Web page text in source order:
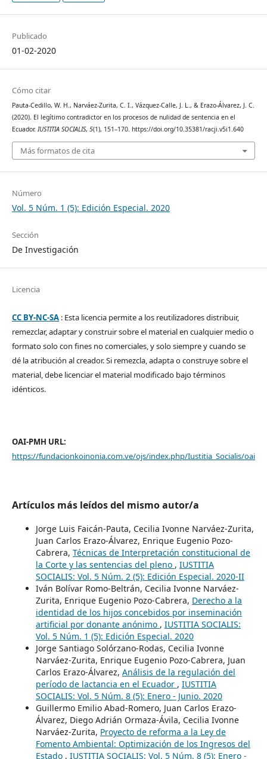
Publicado
01-02-2020
Cómo citar
Pauta-Cedillo, W. H., Narváez-Zurita, C. I., Vázquez-Calle, J. L., & Erazo-Álvarez, J. C.
(2020). El legítimo contradictor en los procesos de nulidad de sentencia en el
Ecuador. IUSTITIA SOCIALIS, 5(1), 151–170. https://doi.org/10.35381/racji.v5i1.640
Más formatos de cita
Número
Vol. 5 Núm. 1 (5): Edición Especial. 2020
Sección
De Investigación
Licencia
CC BY-NC-SA: Esta licencia permite a los reutilizadores distribuir,
remezclar, adaptar y construir sobre el material en cualquier medio o
formato solo con fines no comerciales, y solo siempre y cuando se
dé la atribución al creador. Si remezcla, adapta o construye sobre el
material, debe licenciar el material modificado bajo términos
idénticos.
OAI-PMH URL:
https://fundacionkoinonia.com.ve/ojs/index.php/Iustitia_Socialis/oai
Artículos más leídos del mismo autor/a
Jorge Luis Faicán-Pauta, Cecilia Ivonne Narváez-Zurita,
Juan Carlos Erazo-Álvarez, Enrique Eugenio Pozo-
Cabrera, Técnicas de Interpretación constitucional de
la Corte y las sentencias del pleno , IUSTITIA
SOCIALIS: Vol. 5 Núm. 2 (5): Edición Especial. 2020-II
Iván Bolívar Romo-Beltrán, Cecilia Ivonne Narváez-
Zurita, Enrique Eugenio Pozo-Cabrera, Derecho a la
identidad de los hijos concebidos por inseminación
artificial por donante anónimo , IUSTITIA SOCIALIS:
Vol. 5 Núm. 1 (5): Edición Especial. 2020
Jorge Santiago Solórzano-Rodas, Cecilia Ivonne
Narváez-Zurita, Enrique Eugenio Pozo-Cabrera, Juan
Carlos Erazo-Álvarez, Análisis de la regulación del
período de lactancia en el Ecuador , IUSTITIA
SOCIALIS: Vol. 5 Núm. 8 (5): Enero - Junio. 2020
Guillermo Emilio Abad-Romero, Juan Carlos Erazo-
Álvarez, Diego Adrián Ormaza-Ávila, Cecilia Ivonne
Narváez-Zurita, Proyecto de reforma a la Ley de
Fomento Ambiental: Optimización de los Ingresos del
Estado , IUSTITIA SOCIALIS: Vol. 5 Núm. 8 (5): Enero -